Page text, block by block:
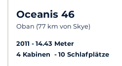
Oceanis 46
Oban (77 km von Skye)
2011
14.43 Meter
4 Kabinen
10 Schlafplätze